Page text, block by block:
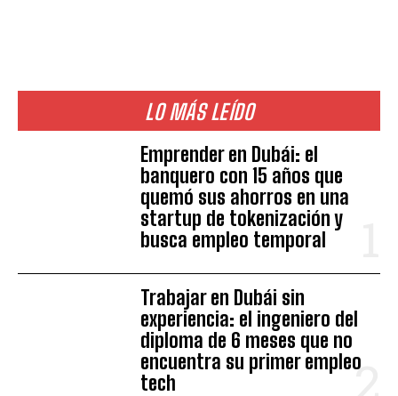
LO MÁS LEÍDO
Emprender en Dubái: el
banquero con 15 años que
quemó sus ahorros en una
startup de tokenización y
busca empleo temporal
Trabajar en Dubái sin
experiencia: el ingeniero del
diploma de 6 meses que no
encuentra su primer empleo
tech